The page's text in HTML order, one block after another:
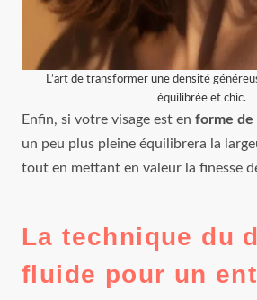
L’art de transformer une densité
équilibrée et chic.
Enfin, si votre visage est en forme
un peu plus pleine équilibrera la
tout en mettant en valeur la finesse
La technique du
fluide pour un